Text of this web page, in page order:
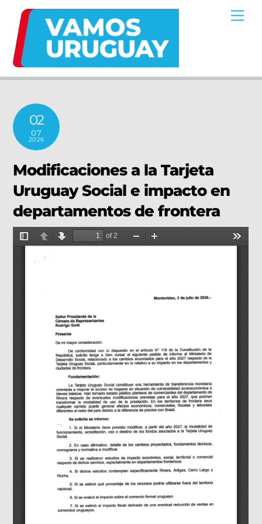
content
02
07
2026
Modificaciones a la Tarjeta
Uruguay Social e impacto en
departamentos de frontera